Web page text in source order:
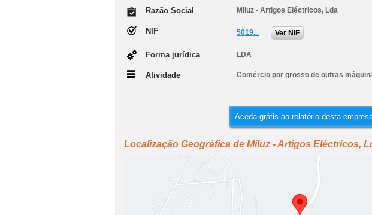
Razão Social Miluz - Artigos Eléctricos, Lda
NIF 5019... Ver NIF
Forma jurídica LDA
Atividade Comércio por grosso de outras
Aceda grátis ao relatório desta
Localização Geográfica de Miluz - Artigos Eléctricos,